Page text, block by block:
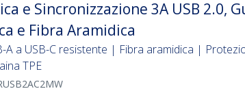
e Sincronizzazione 3A USB 2.0,
e Fibra Aramidica
A a USB-C resistente | Fibra aramidica |
TPE